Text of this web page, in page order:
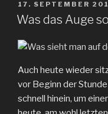
VERÖFFENTLICHT
AM
17. SEPTEMBER
Was das Auge
Auch heute wieder
vor Beginn der
schnell hinein, um